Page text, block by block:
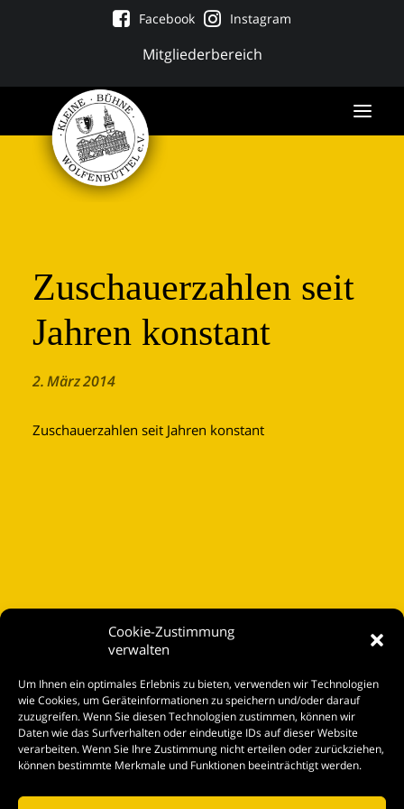
Cookie-Zustimmung
verwalten
Um Ihnen ein optimales Erlebnis zu bieten, verwenden wir Technologien
wie Cookies, um Geräteinformationen zu speichern und/oder darauf
zuzugreifen. Wenn Sie diesen Technologien zustimmen, können wir
Daten wie das Surfverhalten oder eindeutige IDs auf dieser Website
verarbeiten. Wenn Sie Ihre Zustimmung nicht erteilen oder zurückziehen,
können bestimmte Merkmale und Funktionen beeinträchtigt werden.
Mitgliederbereich
Facebook Instagram
Zuschauerzahlen seit
Jahren konstant
2. März 2014
Zuschauerzahlen seit Jahren konstant
Spielplan
Kontakt
Tickets